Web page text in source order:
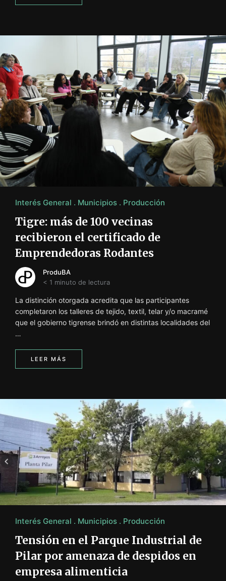
Interés General Municipios Producción
Tigre: más de 100 vecinas
recibieron el certificado de
Emprendedoras Rodantes
ProduBA
< 1 minuto de lectura
La distinción otorgada acredita que las participantes
completaron los talleres de tejido, textil, telar y/o macramé
que el gobierno tigrense brindó en distintas localidades del
…
LEER MÁS
Interés General Municipios Producción
Tensión en el Parque Industrial de
Pilar por amenaza de despidos en
empresa alimenticia